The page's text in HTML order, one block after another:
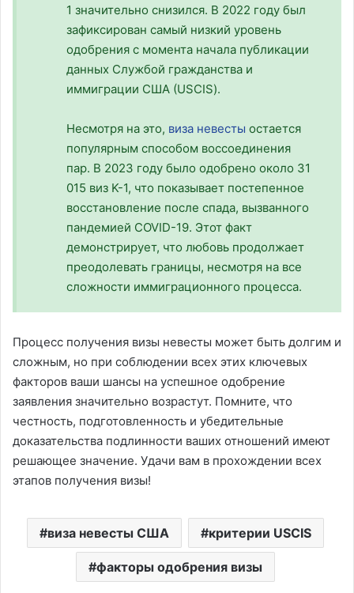
1 значительно снизился. В 2022 году был
зафиксирован самый низкий уровень
одобрения с момента начала публикации
данных Службой гражданства и
иммиграции США (USCIS).
Несмотря на это, виза невесты остается
популярным способом воссоединения
пар. В 2023 году было одобрено около 31
015 виз K-1, что показывает постепенное
восстановление после спада, вызванного
пандемией COVID-19. Этот факт
демонстрирует, что любовь продолжает
преодолевать границы, несмотря на все
сложности иммиграционного процесса.
Процесс получения визы невесты может быть долгим и
сложным, но при соблюдении всех этих ключевых
факторов ваши шансы на успешное одобрение
заявления значительно возрастут. Помните, что
честность, подготовленность и убедительные
доказательства подлинности ваших отношений имеют
решающее значение. Удачи вам в прохождении всех
этапов получения визы!
виза невесты США критерии USCIS
факторы одобрения визы